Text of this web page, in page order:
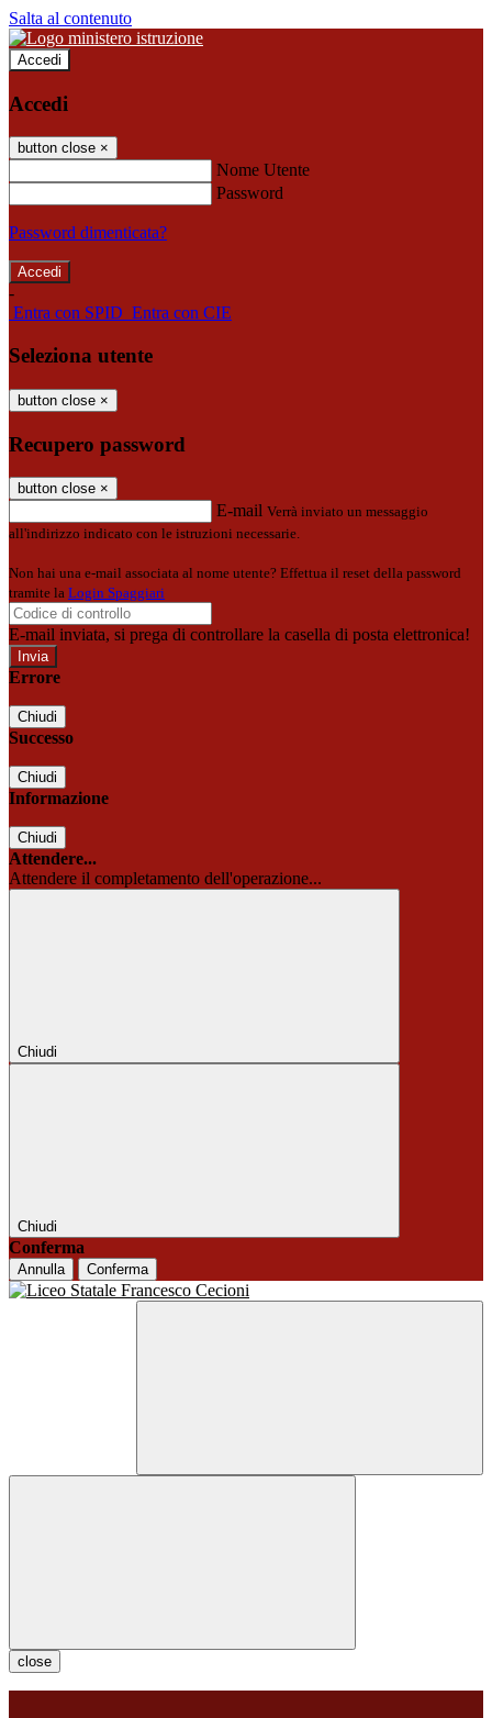
Salta al contenuto
Accedi
Accedi
button close ×
Nome Utente
Password
Password dimenticata?
-
Entra con SPID Entra con CIE
Seleziona utente
button close ×
Recupero password
button close ×
E-mail Verrà inviato un messaggio
all'indirizzo indicato con le istruzioni necessarie.
Non hai una e-mail associata al nome utente? Effettua il reset della password
tramite la Login Spaggiari
E-mail inviata, si prega di controllare la casella di posta elettronica!
Errore
Chiudi
Successo
Chiudi
Informazione
Chiudi
Attendere...
Attendere il completamento dell'operazione...
Chiudi
Chiudi
Conferma
Annulla Conferma
close